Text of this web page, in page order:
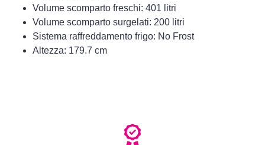
Volume scomparto freschi: 401 litri
Volume scomparto surgelati: 200 litri
Sistema raffreddamento frigo: No Frost
Altezza: 179.7 cm